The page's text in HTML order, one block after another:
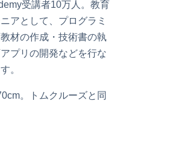
受講者10万人。教育
アとして、プログラミ
材の作成・技術書の執
プリの開発などを行な
。
。トムクルーズと同